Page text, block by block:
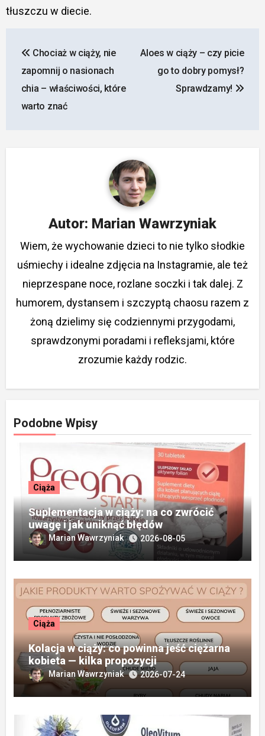
tłuszczu w diecie.
wpisu
Chociaż w ciąży, nie
zapomnij o nasionach
chia – właściwości, które
warto znać
Aloes w ciąży – czy picie
go to dobry pomysł?
Sprawdzamy!
Autor: Marian Wawrzyniak
Wiem, że wychowanie dzieci to nie tylko słodkie
uśmiechy i idealne zdjęcia na Instagramie, ale też
nieprzespane noce, rozlane soczki i tak dalej. Z
humorem, dystansem i szczyptą chaosu razem z
żoną dzielimy się codziennymi przygodami,
sprawdzonymi poradami i refleksjami, które
zrozumie każdy rodzic.
Podobne Wpisy
Ciąża
Suplementacja w ciąży: na co zwrócić
uwagę i jak uniknąć błędów
Marian Wawrzyniak 2026-08-05
Ciąża
Kolacja w ciąży: co powinna jeść ciężarna
kobieta — kilka propozycji
Marian Wawrzyniak 2026-07-24